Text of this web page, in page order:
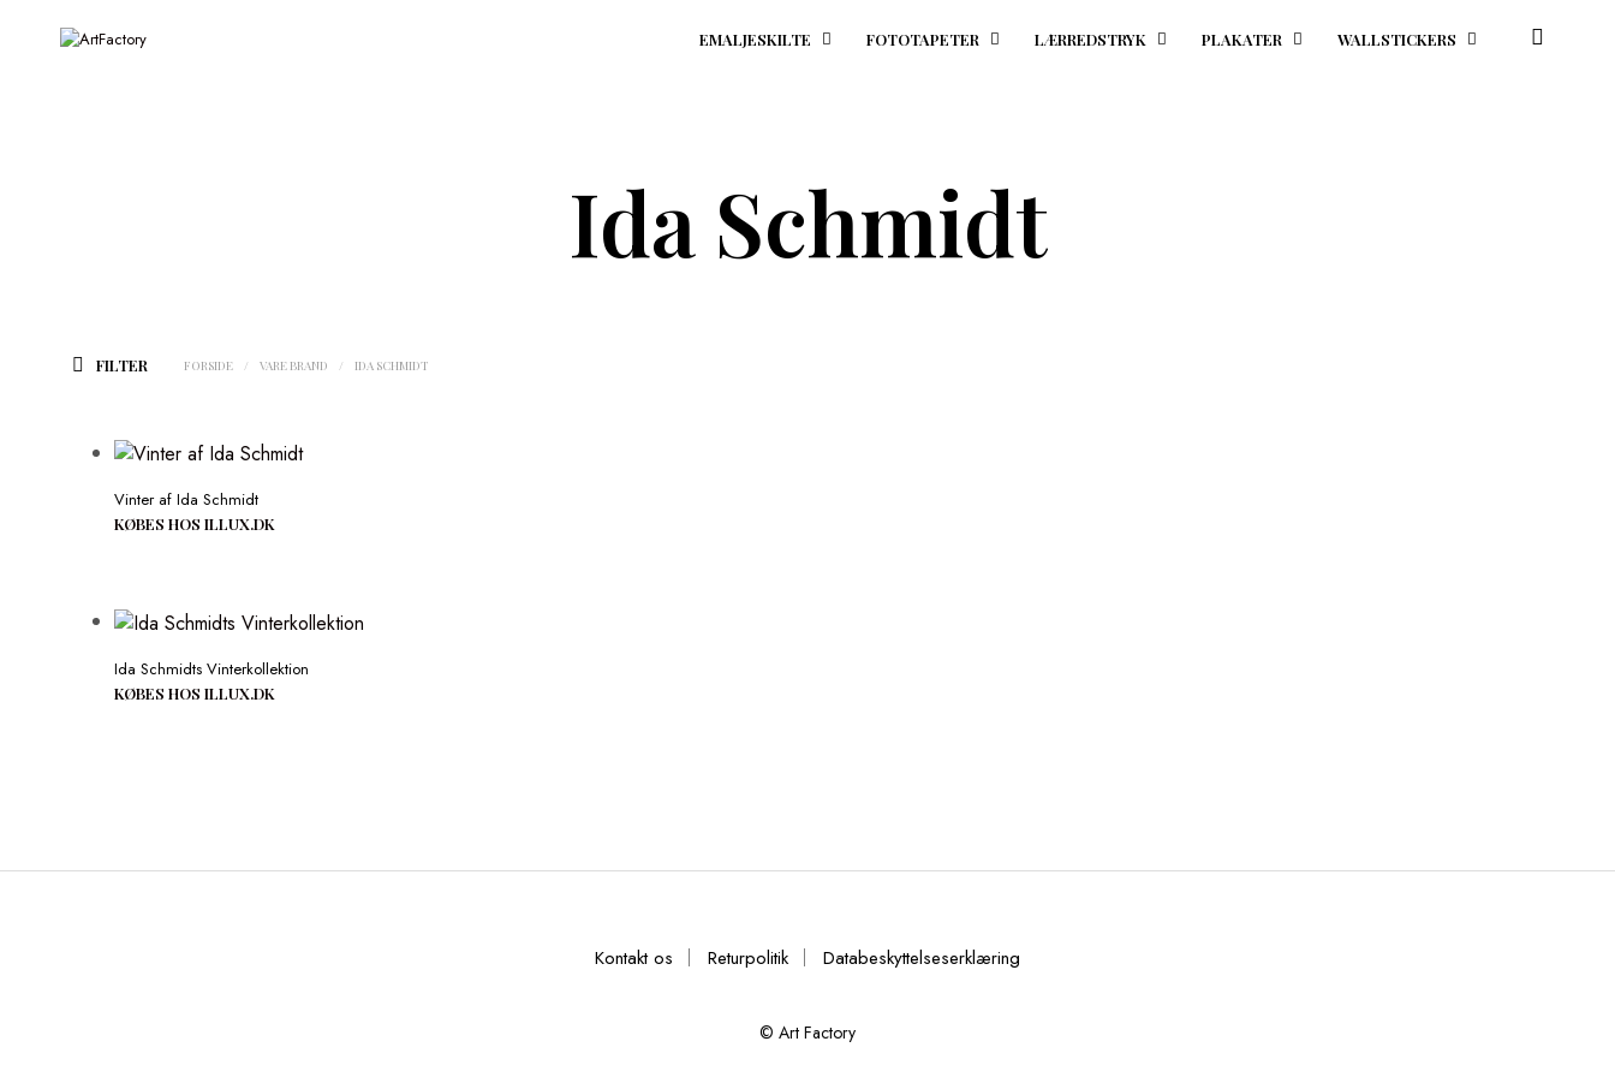
EMALJESKILTE FOTOTAPETER LÆRREDSTRYK PLAKATER WALLSTICKERS
Ida Schmidt
FILTER FORSIDE / VARE BRAND / IDA SCHMIDT
Vinter af Ida Schmidt
KØBES HOS ILLUX.DK
Ida Schmidts Vinterkollektion
KØBES HOS ILLUX.DK
Kontakt os Returpolitik Databeskyttelseserklæring
© Art Factory